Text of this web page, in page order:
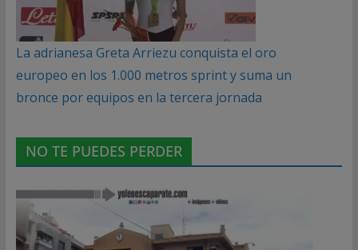
La adrianesa Greta Arriezu conquista el oro
europeo en los 1.000 metros sprint y suma un
bronce por equipos en la tercera jornada
NO TE PUEDES PERDER